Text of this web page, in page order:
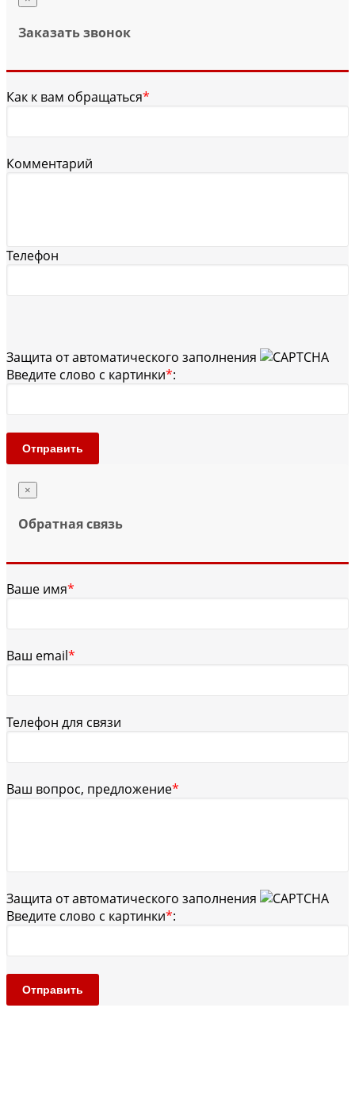
Заказать звонок
Как к вам обращаться*
Комментарий
Телефон
Защита от автоматического заполнения
Введите слово с картинки*:
Отправить
×
Обратная связь
Ваше имя*
Ваш email*
Телефон для связи
Ваш вопрос, предложение*
Защита от автоматического заполнения
Введите слово с картинки*:
Отправить